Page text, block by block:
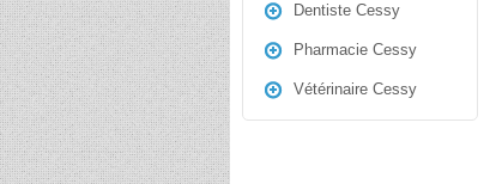
Dentiste Cessy
Pharmacie Cessy
Vétérinaire Cessy